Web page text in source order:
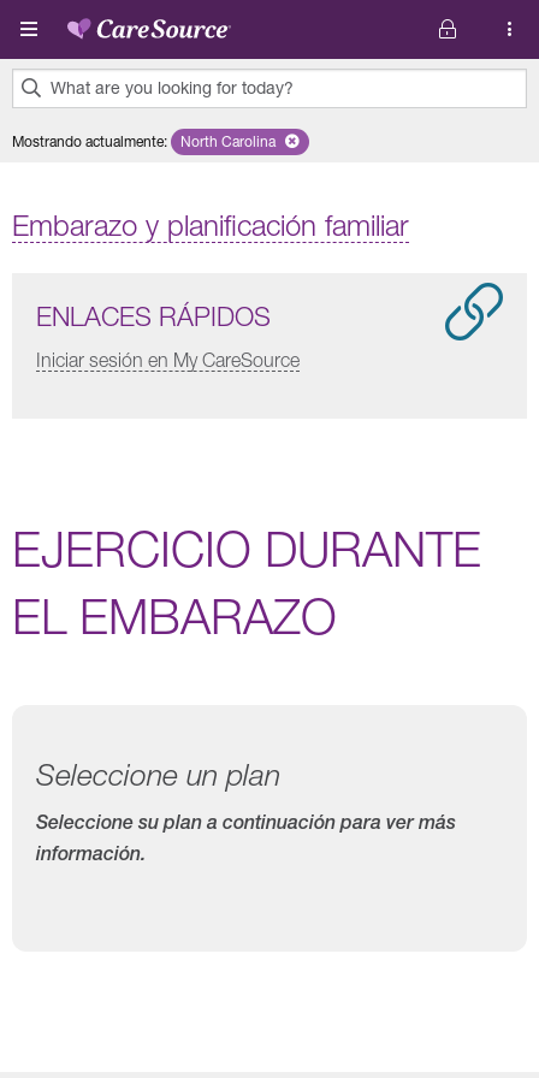
Pasar al contenido principal
What are you looking for today?
results
Mostrando actualmente: Remove selected state 'North Carolina'
North Carolina
Embarazo y planificación familiar
ENLACES RÁPIDOS
Iniciar sesión en My CareSource
EJERCICIO DURANTE
EL EMBARAZO
Seleccione un plan
Seleccione su plan a continuación para ver más
información.